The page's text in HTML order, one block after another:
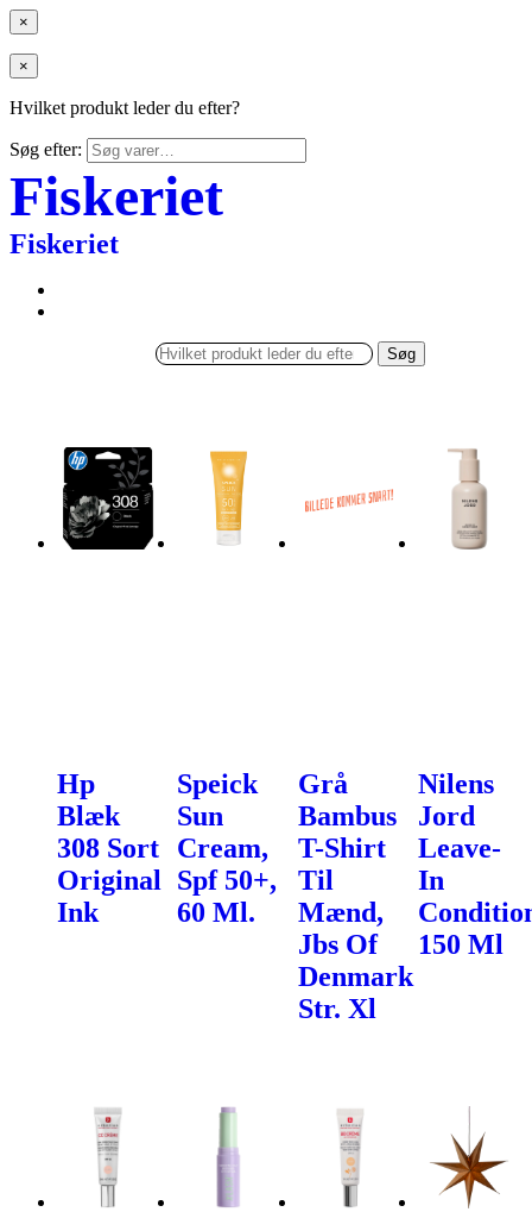
×
×
Hvilket produkt leder du efter?
Søg efter:
Fiskeriet
Fiskeriet
Søg
Hp
Blæk
308 Sort
Original
Ink
Speick
Sun
Cream,
Spf 50+,
60 Ml.
Grå
Bambus
T-Shirt
Til
Mænd,
Jbs Of
Denmark
Str. Xl
Nilens
Jord
Leave-
In
150 Ml